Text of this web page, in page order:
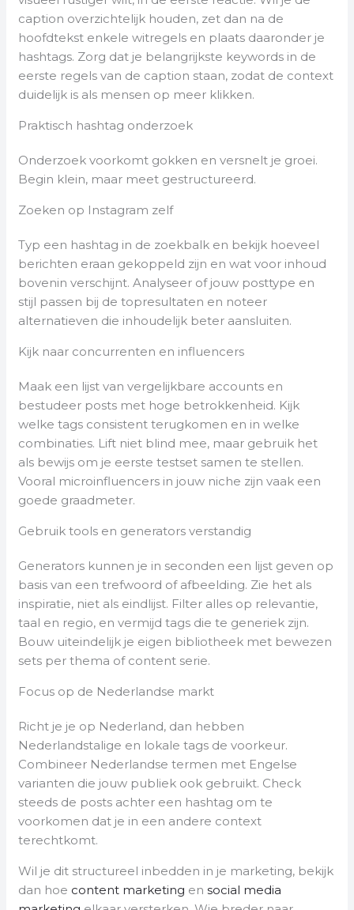
caption overzichtelijk houden, zet dan na de
hoofdtekst enkele witregels en plaats daaronder je
hashtags. Zorg dat je belangrijkste keywords in de
eerste regels van de caption staan, zodat de context
duidelijk is als mensen op meer klikken.
Praktisch hashtag onderzoek
Onderzoek voorkomt gokken en versnelt je groei.
Begin klein, maar meet gestructureerd.
Zoeken op Instagram zelf
Typ een hashtag in de zoekbalk en bekijk hoeveel
berichten eraan gekoppeld zijn en wat voor inhoud
bovenin verschijnt. Analyseer of jouw posttype en
stijl passen bij de topresultaten en noteer
alternatieven die inhoudelijk beter aansluiten.
Kijk naar concurrenten en influencers
Maak een lijst van vergelijkbare accounts en
bestudeer posts met hoge betrokkenheid. Kijk
welke tags consistent terugkomen en in welke
combinaties. Lift niet blind mee, maar gebruik het
als bewijs om je eerste testset samen te stellen.
Vooral microinfluencers in jouw niche zijn vaak een
goede graadmeter.
Gebruik tools en generators verstandig
Generators kunnen je in seconden een lijst geven op
basis van een trefwoord of afbeelding. Zie het als
inspiratie, niet als eindlijst. Filter alles op relevantie,
taal en regio, en vermijd tags die te generiek zijn.
Bouw uiteindelijk je eigen bibliotheek met bewezen
sets per thema of content serie.
Focus op de Nederlandse markt
Richt je je op Nederland, dan hebben
Nederlandstalige en lokale tags de voorkeur.
Combineer Nederlandse termen met Engelse
varianten die jouw publiek ook gebruikt. Check
steeds de posts achter een hashtag om te
voorkomen dat je in een andere context
terechtkomt.
Wil je dit structureel inbedden in je marketing, bekijk
dan hoe content marketing ensocial media